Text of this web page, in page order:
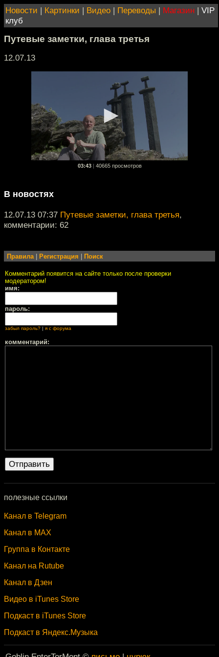
Новости | Картинки | Видео | Переводы | Магазин | VIP
клуб
Путевые заметки, глава третья
12.07.13
03:43 40665 просмотров
В новостях
12.07.13 07:37 Путевые заметки, глава третья,
комментарии: 62
Правила| Регистрация Поиск
Комментарий появится на сайте только после проверки
модератором!
имя:
пароль:
забыл пароль? я с форума
комментарий:
полезные ссылки
Канал в Telegram
Канал в MAX
Группа в Контакте
Канал на Rutube
Канал в Дзен
Видео в iTunes Store
Подкаст в iTunes Store
Подкаст в Яндекс.Музыка